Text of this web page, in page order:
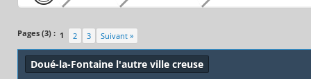
Pages (3) : 1 2 3 Suivant »
Doué-la-Fontaine l'autre ville creuse